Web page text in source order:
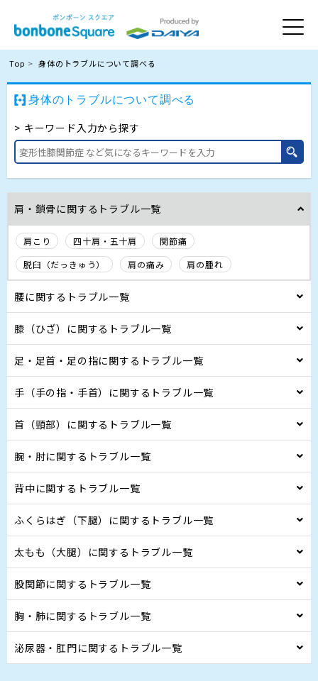
Top 身体のトラブルについて調べる
身体のトラブルについて調べる
キーワード入力から探す
肩・鎖骨に関するトラブル一覧
肩こり 四十肩・五十肩
関節痛
脱臼（だっきゅう）
肩の痛み 肩の腫れ
腰に関するトラブル一覧
膝（ひざ）に関するトラブル一覧
足・足首・足の指に関するトラブル一覧
手（手の指・手首）に関するトラブル一覧
首（頸部）に関するトラブル一覧
腕・肘に関するトラブル一覧
背中に関するトラブル一覧
ふくらはぎ（下腿）に関するトラブル一覧
太もも（大腿）に関するトラブル一覧
股関節に関するトラブル一覧
胸・肺に関するトラブル一覧
泌尿器・肛門に関するトラブル一覧